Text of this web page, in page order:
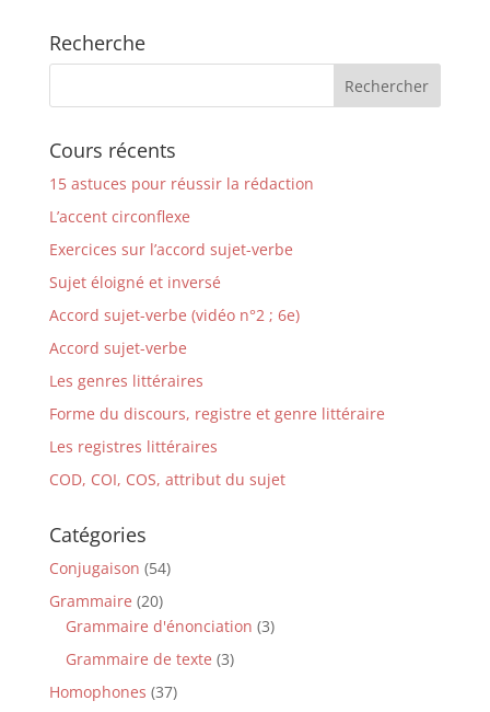
Recherche
Cours récents
15 astuces pour réussir la rédaction
L’accent circonflexe
Exercices sur l’accord sujet-verbe
Sujet éloigné et inversé
Accord sujet-verbe (vidéo n°2 ; 6e)
Accord sujet-verbe
Les genres littéraires
Forme du discours, registre et genre littéraire
Les registres littéraires
COD, COI, COS, attribut du sujet
Catégories
Conjugaison (54)
Grammaire (20)
Grammaire d'énonciation (3)
Grammaire de texte (3)
Homophones (37)